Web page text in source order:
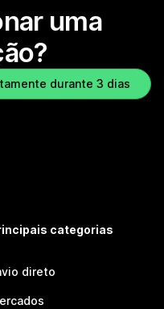
uma
durante 3 dias
categorias
direto